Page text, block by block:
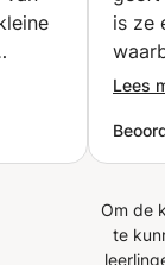
is ze
”
Lees
Om de
te